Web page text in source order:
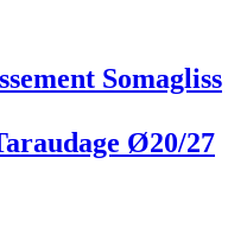
Somagliss
Ø20/27